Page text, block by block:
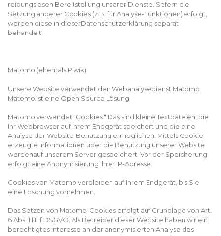
reibungslosen Bereitstellung unserer Dienste. Sofern die
Setzung anderer Cookies (z.B. für Analyse-Funktionen) erfolgt,
werden diese in dieserDatenschutzerklärung separat
behandelt.
Matomo (ehemals Piwik)
Unsere Website verwendet den Webanalysedienst Matomo.
Matomo ist eine Open Source Lösung.
Matomo verwendet "Cookies." Das sind kleine Textdateien, die
Ihr Webbrowser auf Ihrem Endgerät speichert und die eine
Analyse der Website-Benutzung ermöglichen. Mittels Cookie
erzeugte Informationen über die Benutzung unserer Website
werdenauf unserem Server gespeichert. Vor der Speicherung
erfolgt eine Anonymisierung Ihrer IP-Adresse.
Cookies von Matomo verbleiben auf Ihrem Endgerät, bis Sie
eine Löschung vornehmen.
Das Setzen von Matomo-Cookies erfolgt auf Grundlage von Art.
6 Abs. 1 lit. f DSGVO. Als Betreiber dieser Website haben wir ein
berechtigtes Interesse an der anonymisierten Analyse des